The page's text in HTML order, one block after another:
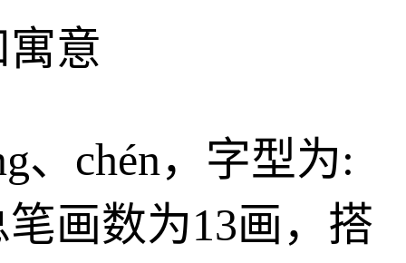
意
、chén，字型为:
画数为13画，搭